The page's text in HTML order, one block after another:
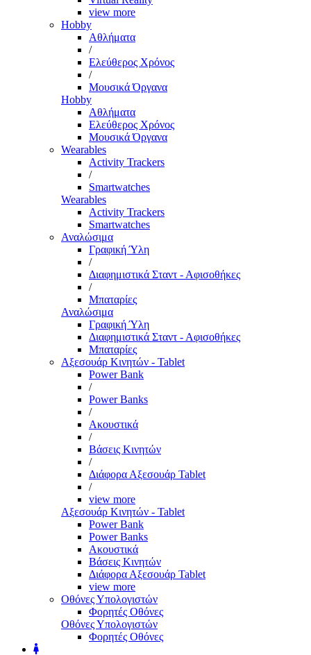
view more
Hobby
Αθλήματα
/
Ελεύθερος Χρόνος
/
Μουσικά Όργανα
Hobby
Αθλήματα
Ελεύθερος Χρόνος
Μουσικά Όργανα
Wearables
Activity Trackers
/
Smartwatches
Wearables
Activity Trackers
Smartwatches
Αναλώσιμα
Γραφική Ύλη
/
Διαφημιστικά Σταντ - Αφισοθήκες
/
Μπαταρίες
Αναλώσιμα
Γραφική Ύλη
Διαφημιστικά Σταντ - Αφισοθήκες
Μπαταρίες
Αξεσουάρ Κινητών - Tablet
Power Bank
/
Power Banks
/
Ακουστικά
/
Βάσεις Κινητών
/
Διάφορα Αξεσουάρ Tablet
/
view more
Αξεσουάρ Κινητών - Tablet
Power Bank
Power Banks
Ακουστικά
Βάσεις Κινητών
Διάφορα Αξεσουάρ Tablet
view more
Οθόνες Υπολογιστών
Φορητές Οθόνες
Οθόνες Υπολογιστών
Φορητές Οθόνες